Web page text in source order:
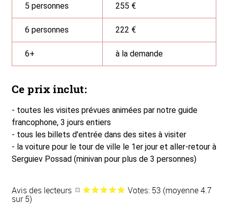
5 personnes 255 €
6 personnes 222 €
6+ à la demande
Ce prix inclut:
- toutes les visites prévues animées par notre guide
francophone, 3 jours entiers
- tous les billets d'entrée dans des sites à visiter
- la voiture pour le tour de ville le 1er jour et aller-retour à
Serguiev Possad (minivan pour plus de 3 personnes)
Avis des lecteurs Votes: 53 (moyenne 4.7
sur 5)